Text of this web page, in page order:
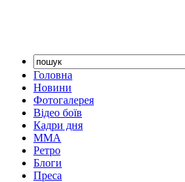
Головна
Новини
Фотогалерея
Відео боїв
Кадри дня
ММА
Ретро
Блоги
Преса